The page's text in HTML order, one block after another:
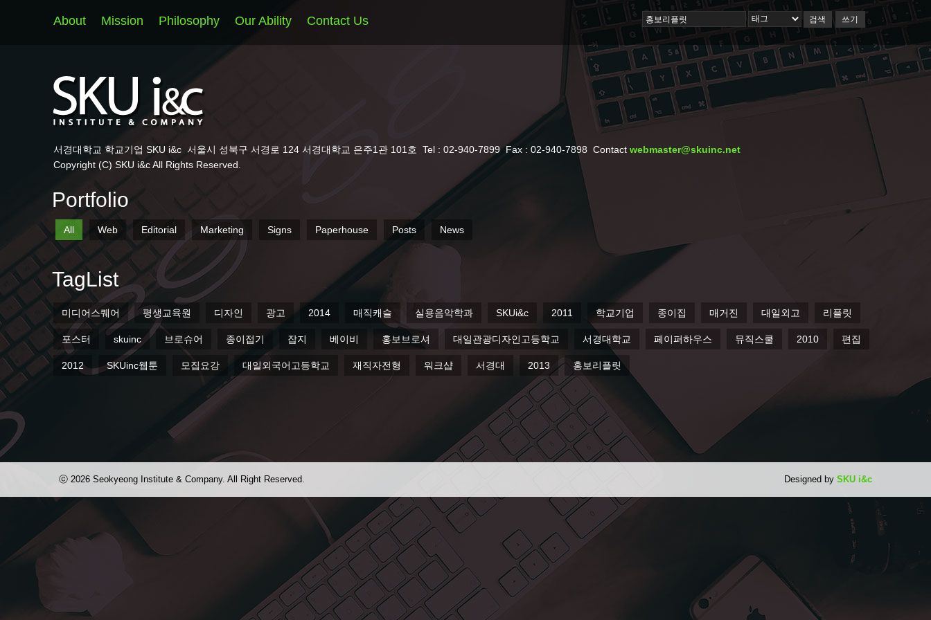
검색 쓰기
About Mission Philosophy Our Ability Contact Us
서경대학교 학교기업 SKU i&c 서울시 성북구 서경로 124 서경대학교 은주1관 101호 Tel : 02-940-7899 Fax : 02-940-7898 Contactwebmaster@skuinc.net
Copyright (C) SKU i&c All Rights Reserved.
Portfolio
All Web Editorial Marketing Signs Paperhouse Posts News
TagList
미디어스퀘어 평생교육원 디자인 광고 2014 매직캐슬 실용음악학과 SKUi&c 2011 학교기업 종이집 매거진 대일외고 리플릿
포스터 skuinc 브로슈어 종이접기 잡지 베이비 홍보브로셔 대일관광디자인고등학교 서경대학교 페이퍼하우스 뮤직스쿨 2010 편집
2012 SKUinc웹툰 모집요강 대일외국어고등학교 재직자전형 워크샵 서경대 2013 홍보리플릿
ⓒ 2026 Seokyeong Institute & Company. All Right Reserved. Designed by SKU i&c